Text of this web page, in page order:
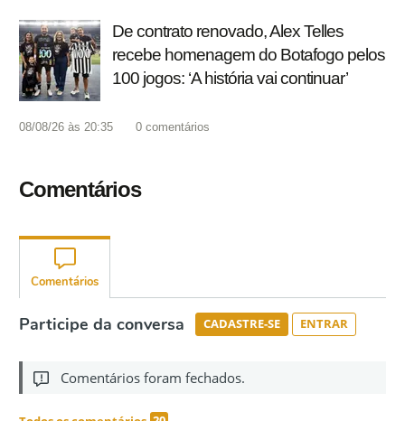
De contrato renovado, Alex Telles
recebe homenagem do Botafogo pelos
100 jogos: ‘A história vai continuar’
08/08/26 às 20:35 0 comentários
Comentários